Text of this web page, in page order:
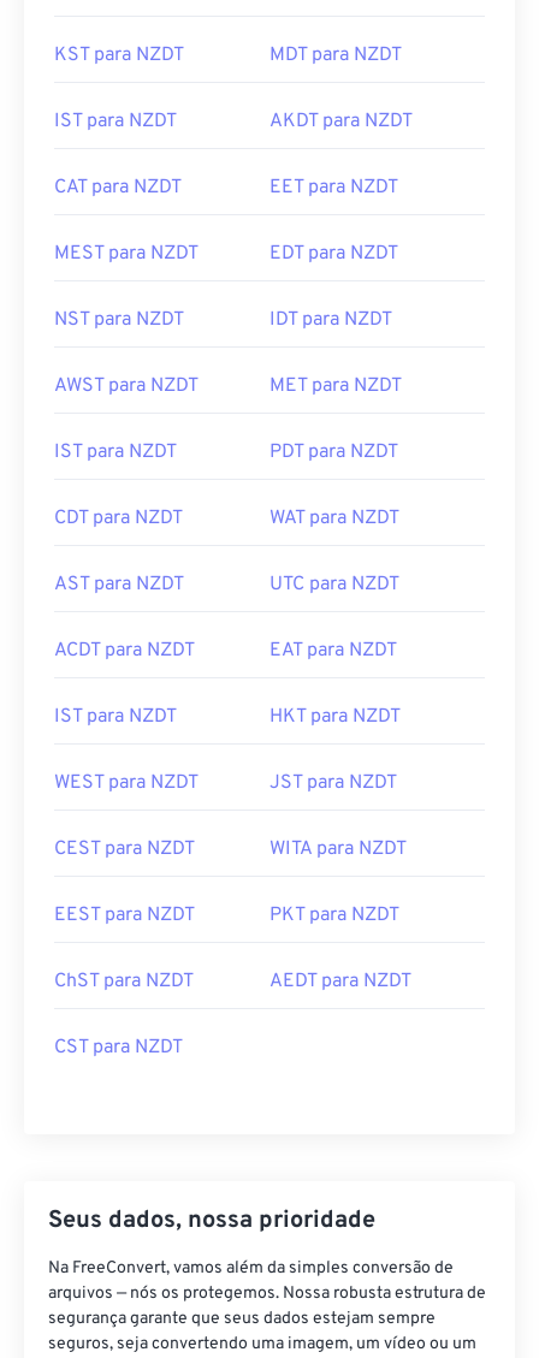
KST para NZDT MDT para NZDT
IST para NZDT AKDT para NZDT
CAT para NZDT EET para NZDT
MEST para NZDT EDT para NZDT
NST para NZDT IDT para NZDT
AWST para NZDT MET para NZDT
IST para NZDT PDT para NZDT
CDT para NZDT WAT para NZDT
AST para NZDT UTC para NZDT
ACDT para NZDT EAT para NZDT
IST para NZDT HKT para NZDT
WEST para NZDT JST para NZDT
CEST para NZDT WITA para NZDT
EEST para NZDT PKT para NZDT
ChST para NZDT AEDT para NZDT
CST para NZDT
Seus dados, nossa prioridade
Na FreeConvert, vamos além da simples conversão de
arquivos — nós os protegemos. Nossa robusta estrutura de
segurança garante que seus dados estejam sempre
seguros, seja convertendo uma imagem, um vídeo ou um